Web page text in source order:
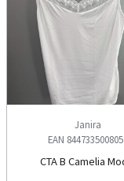
Janira
EAN
CTA B Camelia